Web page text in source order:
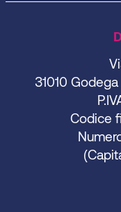
31010
Codice